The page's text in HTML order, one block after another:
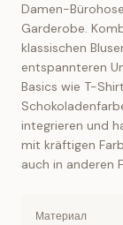
Damen-
Garderobe.
klassischen
entspannteren
Basics wie T-
integrieren und
mit kräftigen
auch in anderen
Материал